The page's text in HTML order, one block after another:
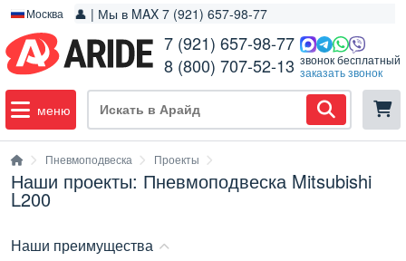
Москва 👤 | Мы в MAX 7 (921) 657-98-77
7 (921) 657-98-77
8 (800) 707-52-13 звонок бесплатный
заказать звонок
меню
Пневмоподвеска Проекты
Наши проекты: Пневмоподвеска Mitsubishi
L200
Наши преимущества